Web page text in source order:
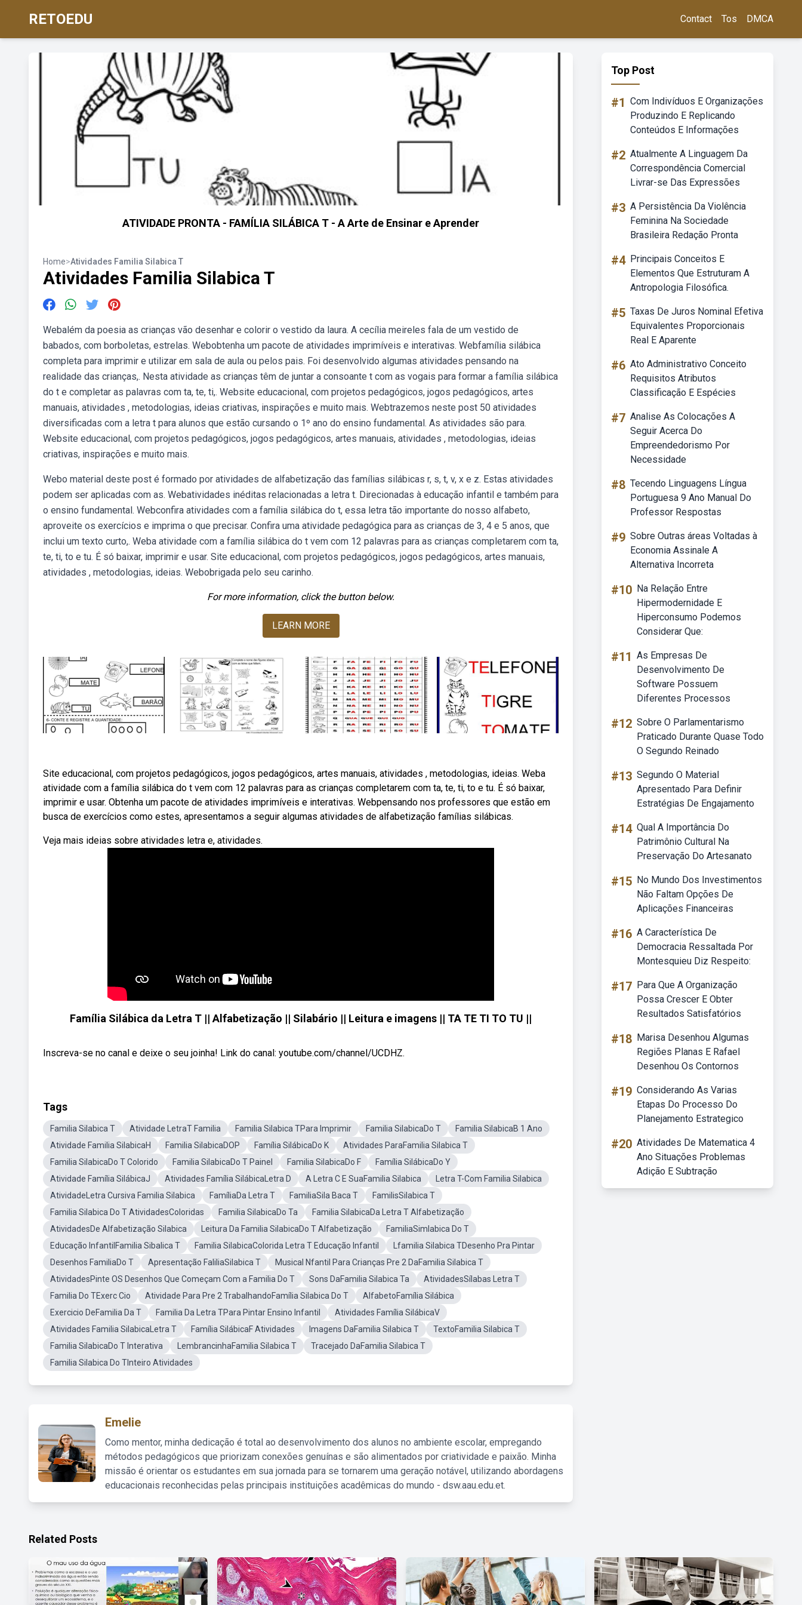
RETOEDU Contact Tos DMCA
ATIVIDADE PRONTA - FAMÍLIA SILÁBICA T - A Arte de Ensinar e Aprender
Home>Atividades Familia Silabica T
Atividades Familia Silabica T
Webalém da poesia as crianças vão desenhar e colorir o vestido da laura. A cecília meireles fala de um vestido de
babados, com borboletas, estrelas. Webobtenha um pacote de atividades imprimíveis e interativas. Webfamília silábica
completa para imprimir e utilizar em sala de aula ou pelos pais. Foi desenvolvido algumas atividades pensando na
realidade das crianças,. Nesta atividade as crianças têm de juntar a consoante t com as vogais para formar a família silábica
do t e completar as palavras com ta, te, ti,. Website educacional, com projetos pedagógicos, jogos pedagógicos, artes
manuais, atividades , metodologias, ideias criativas, inspirações e muito mais. Webtrazemos neste post 50 atividades
diversificadas com a letra t para alunos que estão cursando o 1º ano do ensino fundamental. As atividades são para.
Website educacional, com projetos pedagógicos, jogos pedagógicos, artes manuais, atividades , metodologias, ideias
criativas, inspirações e muito mais.
Webo material deste post é formado por atividades de alfabetização das famílias silábicas r, s, t, v, x e z. Estas atividades
podem ser aplicadas com as. Webatividades inéditas relacionadas a letra t. Direcionadas à educação infantil e também para
o ensino fundamental. Webconfira atividades com a família silábica do t, essa letra tão importante do nosso alfabeto,
aproveite os exercícios e imprima o que precisar. Confira uma atividade pedagógica para as crianças de 3, 4 e 5 anos, que
inclui um texto curto,. Weba atividade com a família silábica do t vem com 12 palavras para as crianças completarem com ta,
te, ti, to e tu. É só baixar, imprimir e usar. Site educacional, com projetos pedagógicos, jogos pedagógicos, artes manuais,
atividades , metodologias, ideias. Webobrigada pelo seu carinho.
For more information, click the button below.
LEARN MORE
Site educacional, com projetos pedagógicos, jogos pedagógicos, artes manuais, atividades , metodologias, ideias. Weba
atividade com a família silábica do t vem com 12 palavras para as crianças completarem com ta, te, ti, to e tu. É só baixar,
imprimir e usar. Obtenha um pacote de atividades imprimíveis e interativas. Webpensando nos professores que estão em
busca de exercícios como estes, apresentamos a seguir algumas atividades de alfabetização famílias silábicas.
Veja mais ideias sobre atividades letra e, atividades.
Família Silábica da Letra T || Alfabetização || Silabário || Leitura e imagens || TA TE TI TO TU ||
Inscreva-se no canal e deixe o seu joinha! Link do canal: youtube.com/channel/UCDHZ.
Tags
Familia Silabica T Atividade LetraT Familia Familia Silabica TPara Imprimir Familia SilabicaDo T
Familia SilabicaB 1 Ano
Atividade Familia SilabicaH
Familia SilabicaDOP Família SilábicaDo K
Atividades ParaFamilia Silabica T
Familia SilabicaDo T Colorido
Familia SilabicaDo T Painel Familia SilabicaDo F
Família SilábicaDo Y
Atividade Família SilábicaJ
Atividades Família SilábicaLetra D A Letra C E SuaFamilia Silabica
Letra T-Com Familia Silabica
AtividadeLetra Cursiva Familia Silabica
FamíliaDa Letra T FamiliaSila Baca T
FamilisSilabica T
Familia Silabica Do T AtividadesColoridas
Familia SilabicaDo Ta
Familia SilabicaDa Letra T Alfabetização
AtividadesDe Alfabetização Silabica
Leitura Da Familia SilabicaDo T Alfabetização
FamiliaSimlabica Do T
Educação InfantilFamilia Sibalica T
Familia SilabicaColorida Letra T Educação Infantil
Lfamilia Silabica TDesenho Pra Pintar
Desenhos FamiliaDo T
Apresentação FaliliaSilabica T
Musical Nfantil Para Crianças Pre 2 DaFamilia Silabica T
AtividadesPinte OS Desenhos Que Começam Com a Familia Do T
Sons DaFamilia Silabica Ta
AtividadesSílabas Letra T
Familia Do TExerc Cio
Atividade Para Pre 2 TrabalhandoFamília Silabica Do T
AlfabetoFamília Silábica
Exercicio DeFamilia Da T
Familia Da Letra TPara Pintar Ensino Infantil
Atividades Família SilábicaV
Atividades Familia SilabicaLetra T
Família SilábicaF Atividades Imagens DaFamilia Silabica T
TextoFamilia Silabica T
Familia SilabicaDo T Interativa
LembrancinhaFamilia Silabica T
Tracejado DaFamilia Silabica T
Familia Silabica Do TInteiro Atividades
Emelie
Como mentor, minha dedicação é total ao desenvolvimento dos alunos no ambiente escolar, empregando
métodos pedagógicos que priorizam conexões genuínas e são alimentados por criatividade e paixão. Minha
missão é orientar os estudantes em sua jornada para se tornarem uma geração notável, utilizando abordagens
educacionais reconhecidas pelas principais instituições acadêmicas do mundo - dsw.aau.edu.et.
Top Post
#1 Com Indivíduos E Organizações
Produzindo E Replicando
Conteúdos E Informações
#2 Atualmente A Linguagem Da
Correspondência Comercial
Livrar-se Das Expressões
#3 A Persistência Da Violência
Feminina Na Sociedade
Brasileira Redação Pronta
#4 Principais Conceitos E
Elementos Que Estruturam A
Antropologia Filosófica.
#5 Taxas De Juros Nominal Efetiva
Equivalentes Proporcionais
Real E Aparente
#6 Ato Administrativo Conceito
Requisitos Atributos
Classificação E Espécies
#7 Analise As Colocações A
Seguir Acerca Do
Empreendedorismo Por
Necessidade
#8 Tecendo Linguagens Língua
Portuguesa 9 Ano Manual Do
Professor Respostas
#9 Sobre Outras áreas Voltadas à
Economia Assinale A
Alternativa Incorreta
#10 Na Relação Entre
Hipermodernidade E
Hiperconsumo Podemos
Considerar Que:
#11 As Empresas De
Desenvolvimento De
Software Possuem
Diferentes Processos
#12 Sobre O Parlamentarismo
Praticado Durante Quase Todo
O Segundo Reinado
#13 Segundo O Material
Apresentado Para Definir
Estratégias De Engajamento
#14 Qual A Importância Do
Patrimônio Cultural Na
Preservação Do Artesanato
#15 No Mundo Dos Investimentos
Não Faltam Opções De
Aplicações Financeiras
#16 A Característica De
Democracia Ressaltada Por
Montesquieu Diz Respeito:
#17 Para Que A Organização
Possa Crescer E Obter
Resultados Satisfatórios
#18 Marisa Desenhou Algumas
Regiões Planas E Rafael
Desenhou Os Contornos
#19 Considerando As Varias
Etapas Do Processo Do
Planejamento Estrategico
#20 Atividades De Matematica 4
Ano Situações Problemas
Adição E Subtração
Related Posts